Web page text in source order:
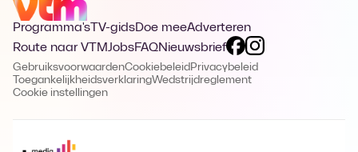
Programma's TV-gidsDoe meeAdverteren
Route naar VTMJobsFAQNieuwsbrief
GebruiksvoorwaardenCookiebeleid Privacybeleid
ToegankelijkheidsverklaringWedstrijdreglement
Cookie instellingen